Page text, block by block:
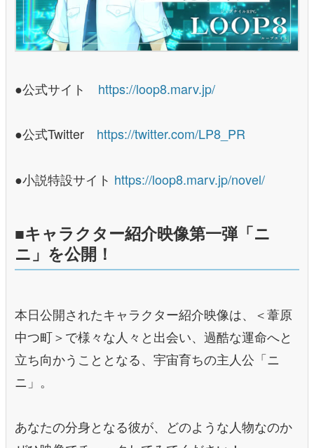
●公式サイト https://loop8.marv.jp/
●公式Twitter https://twitter.com/LP8_PR
●小説特設サイト https://loop8.marv.jp/novel/
■キャラクター紹介映像第一弾「ニ
ニ」を公開！
本日公開されたキャラクター紹介映像は、＜葦原
中つ町＞で様々な人々と出会い、過酷な運命へと
立ち向かうこととなる、宇宙育ちの主人公「ニ
ニ」。
あなたの分身となる彼が、どのような人物なのか